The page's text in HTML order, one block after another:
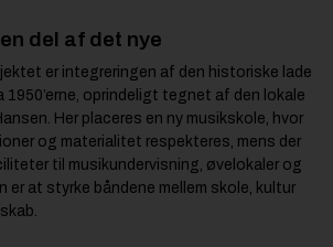
del af det nye
er integreringen af den historiske lade
oprindeligt tegnet af den lokale
Her placeres en ny musikskole, hvor
og materialitet respekteres, mens der
til musikundervisning, øvelokaler og
er at styrke båndene mellem skole, kultur